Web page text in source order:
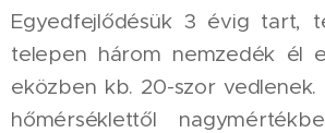
Egyedfejlődésük 3 évig tart,
telepen három nemzedék él
eközben kb. 20-szor vedlenek.
hőmérséklettől